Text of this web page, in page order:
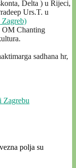
Delta ) u Rijeci,
Urs.T. u
OM Chanting
sadhana hr,
Zagrebu
polja su